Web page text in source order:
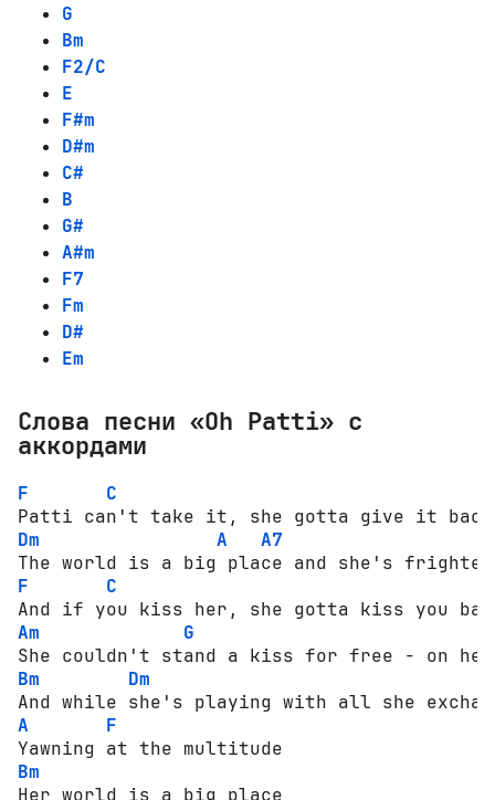
G
Bm
F2/C
E
F#m
D#m
C#
B
G#
A#m
F7
Fm
D#
Em
Слова песни «Oh Patti» с
аккордами
F
C
Dm
A
A7
F
C
Am
G
Bm
Dm
A
F
Bm